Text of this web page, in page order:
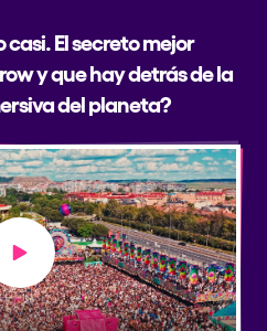
casi. El secreto mejor
y que hay detrás de la
del planeta?
Play video